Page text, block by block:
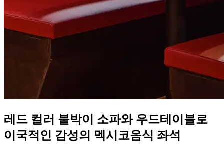
레드 컬러 붙박이 소파와 우드테이블로
이국적인 감성의 멕시코음식 좌석